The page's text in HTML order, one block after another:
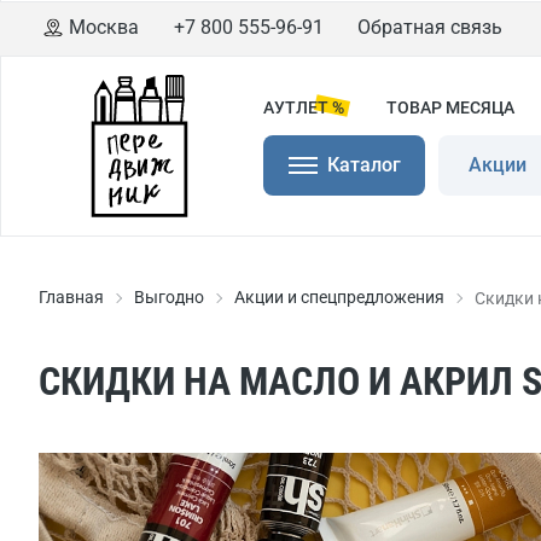
Москва +7 800 555-96-91 Обратная связь
АУТЛЕТ % ТОВАР МЕСЯЦА
Каталог Акции
Главная Выгодно Акции и спецпредложения Скидки
СКИДКИ НА МАСЛО И АКРИЛ